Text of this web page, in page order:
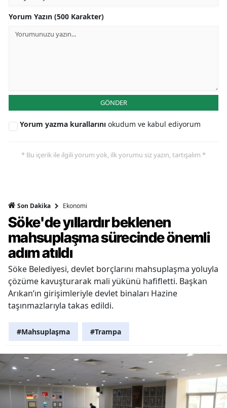
Yorum Yazın (500 Karakter)
GÖNDER
Yorum yazma kurallarını okudum ve kabul ediyorum
* Bu içerik ile ilgili yorum yok, ilk yorumu siz yazın, tartışalım *
Son Dakika Ekonomi
Söke'de yıllardır beklenen
mahsuplaşma sürecinde önemli
adım atıldı
Söke Belediyesi, devlet borçlarını mahsuplaşma yoluyla
çözüme kavuşturarak mali yükünü hafifletti. Başkan
Arıkan’ın girişimleriyle devlet binaları Hazine
taşınmazlarıyla takas edildi.
#Mahsuplaşma #Trampa